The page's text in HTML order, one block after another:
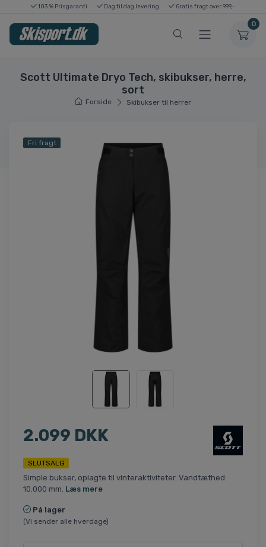
103 % Prisgaranti Dag til dag levering Gratis fragt over 999,-
0
Scott Ultimate Dryo Tech, skibukser, herre,
sort
Forside Skibukser til herrer
Fri fragt
2.099 DKK
SLUTSALG
Simple bukser, oplagte til vinteraktiviteter. Vandtæthed:
10.000 mm. Læs mere
På lager
(Vi sender alle hverdage)